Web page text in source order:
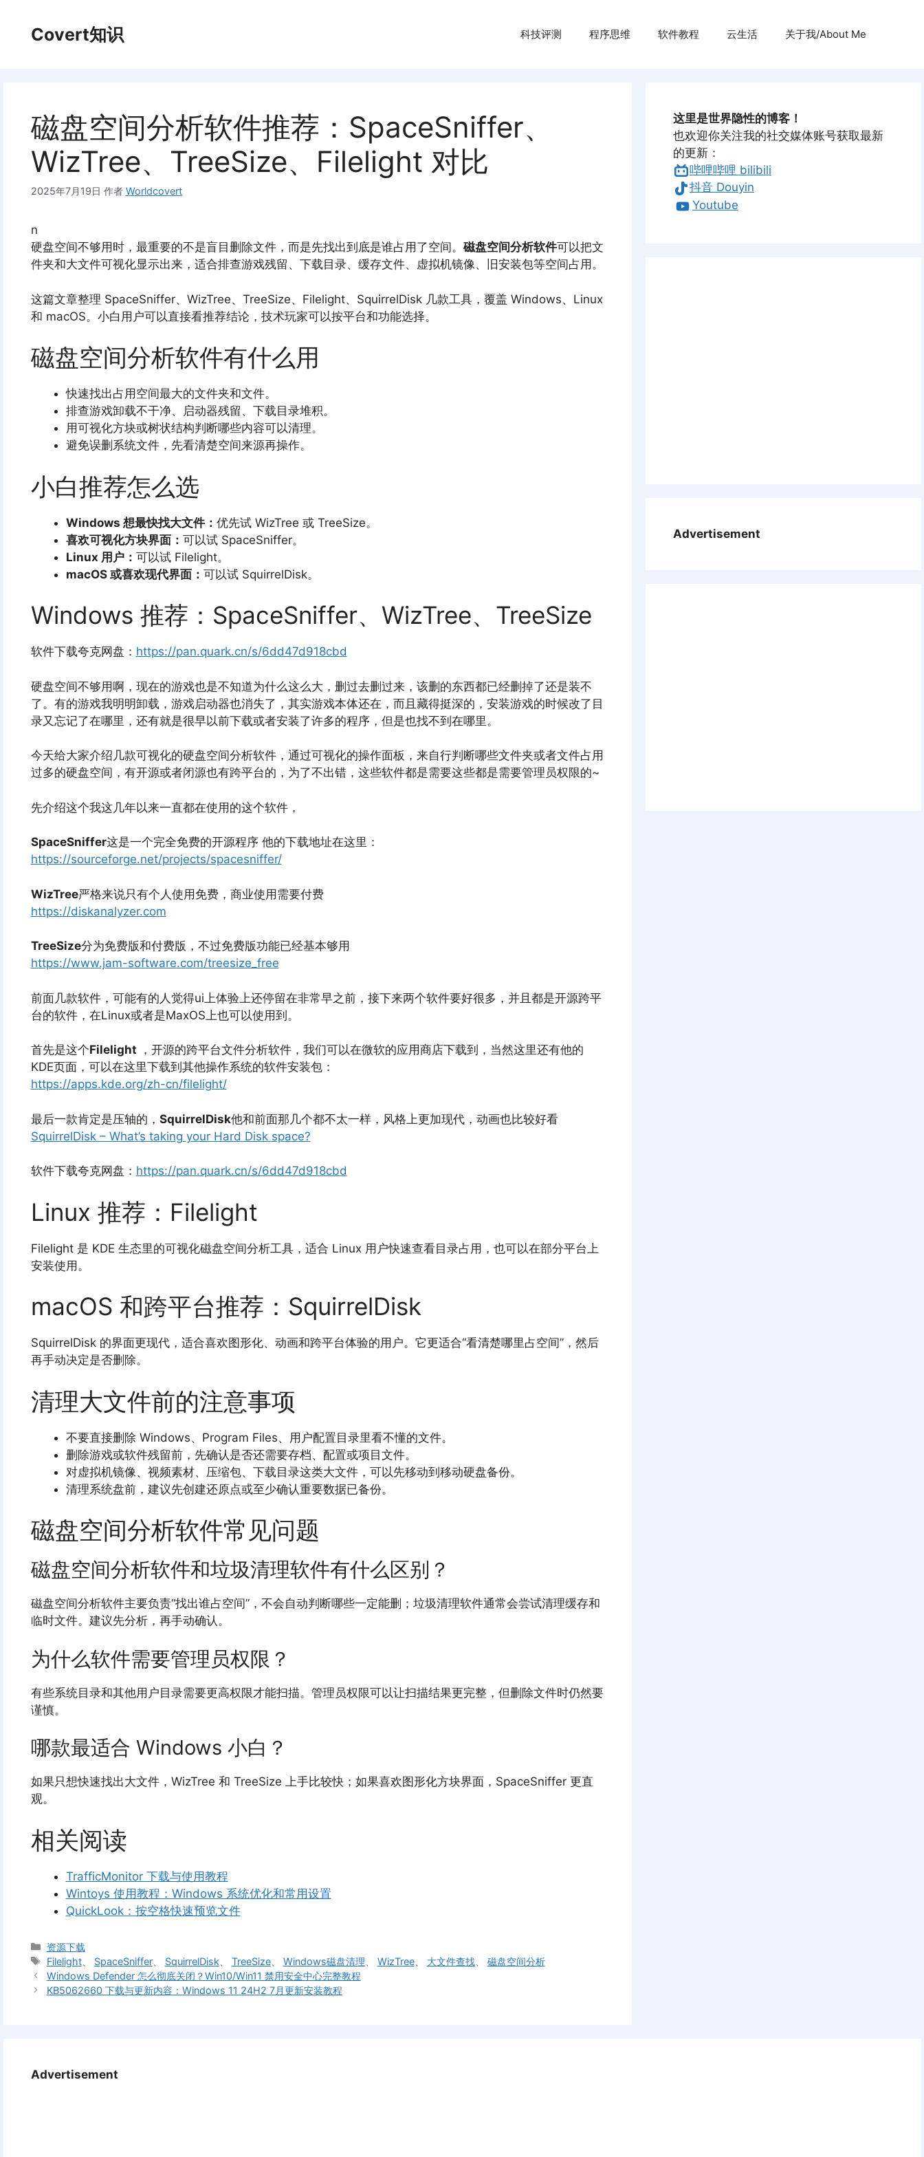
Covert知识 科技评测 程序思维 软件教程 云生活 关于我/About Me
磁盘空间分析软件推荐：SpaceSniffer、
WizTree、TreeSize、Filelight 对比
2025年7月19日 作者 Worldcovert
n
硬盘空间不够用时，最重要的不是盲目删除文件，而是先找出到底是谁占用了空间。 磁盘空间分析软件可以把文
件夹和大文件可视化显示出来，适合排查游戏残留、下载目录、缓存文件、虚拟机镜像、旧安装包等空间占用。
这篇文章整理 SpaceSniffer、WizTree、TreeSize、Filelight、SquirrelDisk 几款工具，覆盖 Windows、Linux
和 macOS。小白用户可以直接看推荐结论，技术玩家可以按平台和功能选择。
磁盘空间分析软件有什么用
快速找出占用空间最大的文件夹和文件。
排查游戏卸载不干净、启动器残留、下载目录堆积。
用可视化方块或树状结构判断哪些内容可以清理。
避免误删系统文件，先看清楚空间来源再操作。
小白推荐怎么选
Windows 想最快找大文件： 优先试 WizTree 或 TreeSize。
喜欢可视化方块界面： 可以试 SpaceSniffer。
Linux 用户： 可以试 Filelight。
macOS 或喜欢现代界面： 可以试 SquirrelDisk。
Windows 推荐：SpaceSniffer、WizTree、TreeSize
软件下载夸克网盘： https://pan.quark.cn/s/6dd47d918cbd
硬盘空间不够用啊，现在的游戏也是不知道为什么这么大，删过去删过来，该删的东西都已经删掉了还是装不
了。有的游戏我明明卸载，游戏启动器也消失了，其实游戏本体还在，而且藏得挺深的，安装游戏的时候改了目
录又忘记了在哪里，还有就是很早以前下载或者安装了许多的程序，但是也找不到在哪里。
今天给大家介绍几款可视化的硬盘空间分析软件，通过可视化的操作面板，来自行判断哪些文件夹或者文件占用
过多的硬盘空间，有开源或者闭源也有跨平台的，为了不出错，这些软件都是需要这些都是需要管理员权限的~
先介绍这个我这几年以来一直都在使用的这个软件，
SpaceSniffer这是一个完全免费的开源程序 他的下载地址在这里：
https://sourceforge.net/projects/spacesniffer/
WizTree严格来说只有个人使用免费，商业使用需要付费
https://diskanalyzer.com
TreeSize分为免费版和付费版，不过免费版功能已经基本够用
https://www.jam-software.com/treesize_free
前面几款软件，可能有的人觉得ui上体验上还停留在非常早之前，接下来两个软件要好很多，并且都是开源跨平
台的软件，在Linux或者是MaxOS上也可以使用到。
首先是这个Filelight ，开源的跨平台文件分析软件，我们可以在微软的应用商店下载到，当然这里还有他的
KDE页面，可以在这里下载到其他操作系统的软件安装包：
https://apps.kde.org/zh-cn/filelight/
最后一款肯定是压轴的， SquirrelDisk他和前面那几个都不太一样，风格上更加现代，动画也比较好看
SquirrelDisk – What’s taking your Hard Disk space?
软件下载夸克网盘： https://pan.quark.cn/s/6dd47d918cbd
Linux 推荐：Filelight
Filelight 是 KDE 生态里的可视化磁盘空间分析工具，适合 Linux 用户快速查看目录占用，也可以在部分平台上
安装使用。
macOS 和跨平台推荐：SquirrelDisk
SquirrelDisk 的界面更现代，适合喜欢图形化、动画和跨平台体验的用户。它更适合“看清楚哪里占空间”，然后
再手动决定是否删除。
清理大文件前的注意事项
不要直接删除 Windows、Program Files、用户配置目录里看不懂的文件。
删除游戏或软件残留前，先确认是否还需要存档、配置或项目文件。
对虚拟机镜像、视频素材、压缩包、下载目录这类大文件，可以先移动到移动硬盘备份。
清理系统盘前，建议先创建还原点或至少确认重要数据已备份。
磁盘空间分析软件常见问题
磁盘空间分析软件和垃圾清理软件有什么区别？
磁盘空间分析软件主要负责“找出谁占空间”，不会自动判断哪些一定能删；垃圾清理软件通常会尝试清理缓存和
临时文件。建议先分析，再手动确认。
为什么软件需要管理员权限？
有些系统目录和其他用户目录需要更高权限才能扫描。管理员权限可以让扫描结果更完整，但删除文件时仍然要
谨慎。
哪款最适合 Windows 小白？
如果只想快速找出大文件，WizTree 和 TreeSize 上手比较快；如果喜欢图形化方块界面，SpaceSniffer 更直
观。
相关阅读
TrafficMonitor 下载与使用教程
Wintoys 使用教程：Windows 系统优化和常用设置
QuickLook：按空格快速预览文件
分
类
资源下载
标
签
Filelight、 SpaceSniffer、 SquirrelDisk TreeSize、 Windows磁盘清理 WizTree、 大文件查找、 磁盘空间分析
Windows Defender 怎么彻底关闭？Win10/Win11 禁用安全中心完整教程
KB5062660 下载与更新内容：Windows 11 24H2 7月更新安装教程
这里是世界隐性的博客！
也欢迎你关注我的社交媒体账号获取最新
的更新：
哔哩哔哩 bilibili
抖音 Douyin
Youtube
Advertisement
Advertisement